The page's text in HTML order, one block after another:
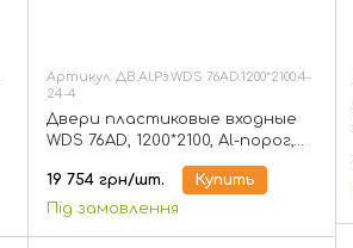
Артикул: ДВ.Al.Рз.WDS 76AD.1200*2100.4-
24-4
Двери пластиковые входные
WDS 76AD, 1200*2100, Al-порог,
замок ролик, стеклопакет 1-но
камерный
19 754 грн/шт.
Купить
Під замовлення